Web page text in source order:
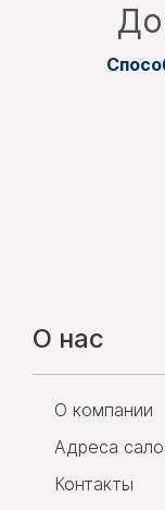
О нас
О компании
Адреса
Контакты